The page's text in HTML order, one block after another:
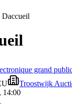
Daccueil
grand
Troostwijk
14:00